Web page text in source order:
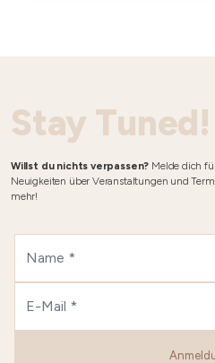
Stay Tuned!
Willst du nichts verpassen? Melde dich
Neuigkeiten über Veranstaltungen und
mehr!